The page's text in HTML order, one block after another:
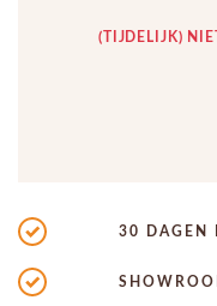
(TIJDELIJK)
30 DAGEN